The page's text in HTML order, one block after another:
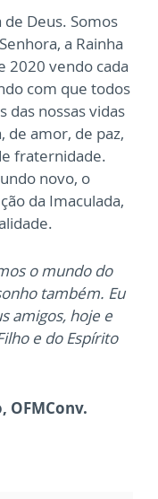
Deus. Somos
a Rainha
2020 vendo cada
com que todos
das nossas vidas
de amor, de paz,
fraternidade.
novo, o
da Imaculada,
o mundo do
também. Eu
amigos, hoje e
e do Espírito
OFMConv.